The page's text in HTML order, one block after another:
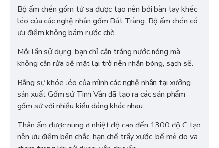
Bộ ấm chén gốm tử sa được tạo nên bởi bàn tay khéo
léo của các nghệ nhân gốm Bát Tràng. Bộ ấm chén có
ưu điểm không bám nước chè.
Mỗi lần sử dụng, bạn chỉ cần tráng nước nóng mà
không cần rửa bề mặt lại trở nên nhẵn bóng, sạch sẽ.
Bằng sự khóe léo của mình các nghệ nhân tại xưởng
sản xuất Gốm sứ Tinh Vân đã tạo ra các sản phẩm
gốm sứ với nhiều kiểu dáng khác nhau.
Thân ấm được nung ở nhiệt độ cao đến 1300 độ C tạo
nên ưu điểm bền chắc, hạn chế trầy xước, bể mẻ do va